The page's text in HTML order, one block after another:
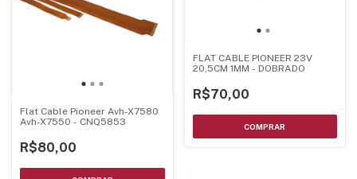
Flat Cable Pioneer Avh-X7580
Avh-X7550 - CNQ5853
R$80,00
FLAT CABLE PIONEER 23V
20,5CM 1MM - DOBRADO
R$70,00